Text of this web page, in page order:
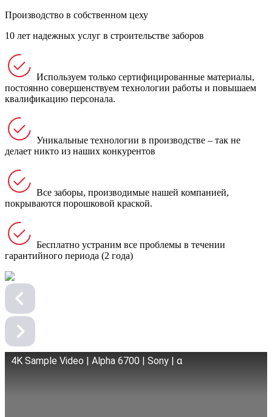
Производство в собственном цеху
10 лет надежных услуг в строительстве заборов
Используем только сертифицированные материалы,
постоянно совершенствуем технологии работы и повышаем
квалификацию персонала.
Уникальные технологии в производстве – так не
делает никто из наших конкурентов
Все заборы, производимые нашей компанией,
покрываются порошковой краской.
Бесплатно устраним все проблемы в течении
гарантийного периода (2 года)
4K Sample Video | Alpha 6700 | Sony | α